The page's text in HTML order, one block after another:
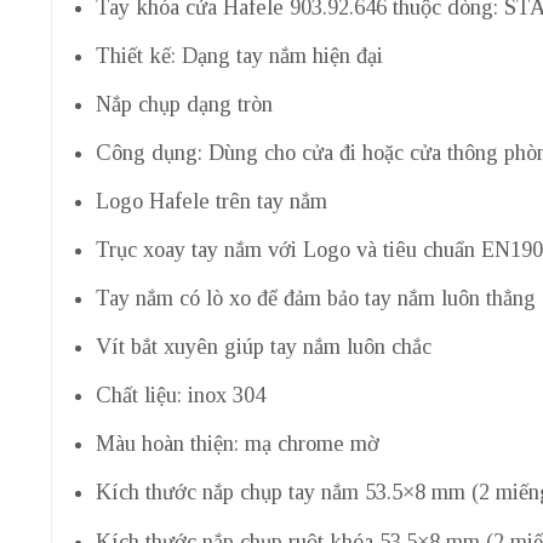
Tay khóa cửa Hafele 903.92.646 thuộc dòng:
Thiết kế: Dạng tay nắm hiện đại
Nắp chụp dạng tròn
Công dụng: Dùng cho cửa đi hoặc cửa thông
Logo Hafele trên tay nắm
Trục xoay tay nắm với Logo và tiêu chuẩn
Tay nắm có lò xo để đảm bảo tay nắm luôn thẳng
Vít bắt xuyên giúp tay nắm luôn chắc
Chất liệu: inox 304
Màu hoàn thiện: mạ chrome mờ
Kích thước nắp chụp tay nắm 53.5×8 mm (2